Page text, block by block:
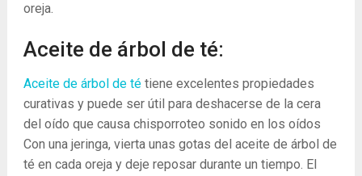
oreja.
Aceite de árbol de té:
Aceite de árbol de té tiene excelentes propiedades
curativas y puede ser útil para deshacerse de la cera
del oído que causa chisporroteo sonido en los oídos
Con una jeringa, vierta unas gotas del aceite de árbol de
té en cada oreja y deje reposar durante un tiempo. El